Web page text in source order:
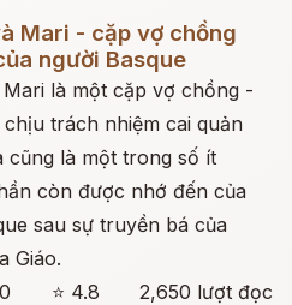
Mari - cặp vợ chồng
người Basque
là một cặp vợ chồng -
trách nhiệm cai quản
cũng là một trong số ít
còn được nhớ đến của
sau sự truyền bá của
Giáo.
⭐ 4.8
2,650 lượt đọc